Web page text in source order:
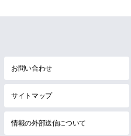
お問い合わせ
サイトマップ
情報の外部送信について